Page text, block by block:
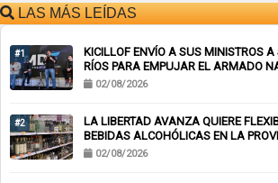
LAS MÁS LEÍDAS
#1
KICILLOF ENVÍO A SUS MINISTROS A
RÍOS PARA EMPUJAR EL ARMADO
02/08/2026
#2
LA LIBERTAD AVANZA QUIERE
BEBIDAS ALCOHÓLICAS EN LA
02/08/2026